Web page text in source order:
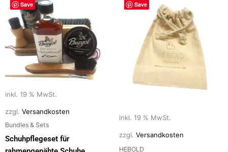
Save
inkl. 19 % MwSt.
zzgl. Versandkosten
Bundles & Sets
Schuhpflegeset für
Save
inkl. 19 % MwSt.
zzgl. Versandkosten
HEBOLD